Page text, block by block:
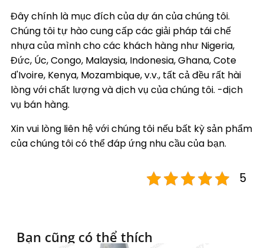
Đây chính là mục đích của dự án của chúng tôi.
Chúng tôi tự hào cung cấp các giải pháp tái chế
nhựa của mình cho các khách hàng như Nigeria,
Đức, Úc, Congo, Malaysia, Indonesia, Ghana, Cote
d'Ivoire, Kenya, Mozambique, v.v., tất cả đều rất hài
lòng với chất lượng và dịch vụ của chúng tôi. -dịch
vụ bán hàng.
Xin vui lòng liên hệ với chúng tôi nếu bất kỳ sản phẩm
của chúng tôi có thể đáp ứng nhu cầu của bạn.
5
Bạn cũng có thể thích